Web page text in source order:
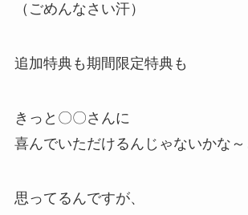
（ごめんなさい汗）
追加特典も期間限定特典も
きっと〇〇さんに
喜んでいただけるんじゃないかな～
思ってるんですが、